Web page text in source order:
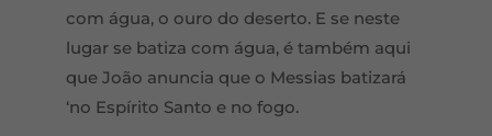
com água, o ouro do deserto. E se neste
lugar se batiza com água, é também aqui
que João anuncia que o Messias batizará
‘no Espírito Santo e no fogo.